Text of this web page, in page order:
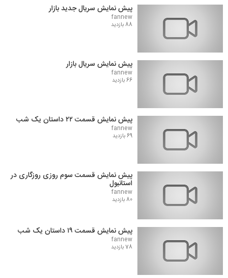
پیش نمایش سریال جدید بازار
fannew
88 بازدید
پیش نمایش سریال بازار
fannew
66 بازدید
پیش نمایش قسمت ۲۲ داستان یک شب
fannew
69 بازدید
پیش نمایش قسمت سوم روزی روزگاری در
استانبول
fannew
80 بازدید
پیش نمایش قسمت ۱۹ داستان یک شب
fannew
78 بازدید